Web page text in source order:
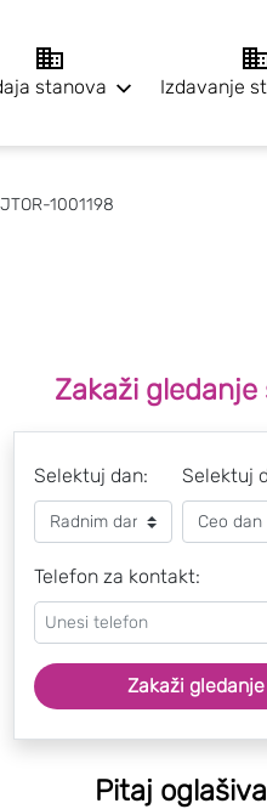
stanova Izdavanje
1001198
Zakaži gledanje
Selektuj dan: Selektuj
Telefon za kontakt:
Zakaži gledanje
Pitaj